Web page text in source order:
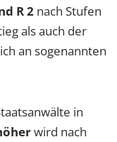
R 2 nach Stufen
als auch der
an sogenannten
in
wird nach